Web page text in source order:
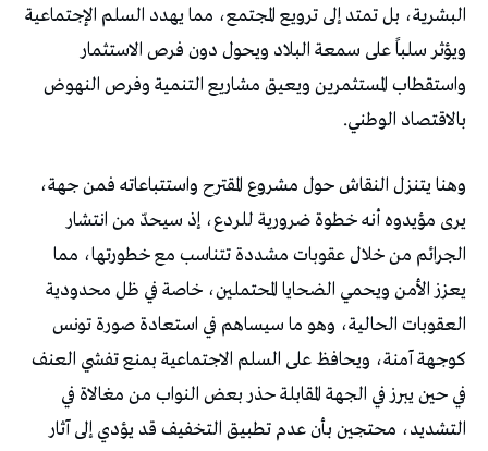
البشرية، بل تمتد إلى ترويع المجتمع، مما يهدد السلم الإجتماعية
ويؤثر سلباً على سمعة البلاد ويحول دون فرص الاستثمار
واستقطاب المستثمرين ويعيق مشاريع التنمية وفرص النهوض
بالاقتصاد الوطني.
وهنا يتنزل النقاش حول مشروع المقترح واستتباعاته فمن جهة،
يرى مؤيدوه أنه خطوة ضرورية للردع، إذ سيحدّ من انتشار
الجرائم من خلال عقوبات مشددة تتناسب مع خطورتها، مما
يعزز الأمن ويحمي الضحايا المحتملين، خاصة في ظل محدودية
العقوبات الحالية، وهو ما سيساهم في استعادة صورة تونس
كوجهة آمنة، ويحافظ على السلم الاجتماعية بمنع تفشي العنف
في حين يبرز في الجهة المقابلة حذر بعض النواب من مغالاة في
التشديد، محتجين بأن عدم تطبيق التخفيف قد يؤدي إلى آثار